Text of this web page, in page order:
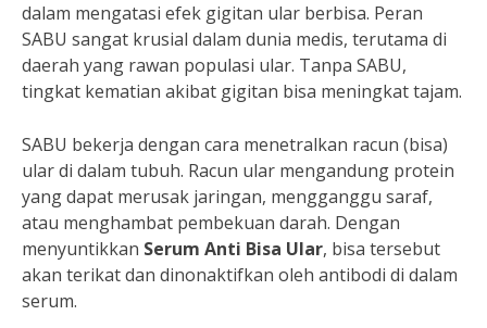
dalam mengatasi efek gigitan ular berbisa. Peran
SABU sangat krusial dalam dunia medis, terutama di
daerah yang rawan populasi ular. Tanpa SABU,
tingkat kematian akibat gigitan bisa meningkat tajam.
SABU bekerja dengan cara menetralkan racun (bisa)
ular di dalam tubuh. Racun ular mengandung protein
yang dapat merusak jaringan, mengganggu saraf,
atau menghambat pembekuan darah. Dengan
menyuntikkan Serum Anti Bisa Ular, bisa tersebut
akan terikat dan dinonaktifkan oleh antibodi di dalam
serum.